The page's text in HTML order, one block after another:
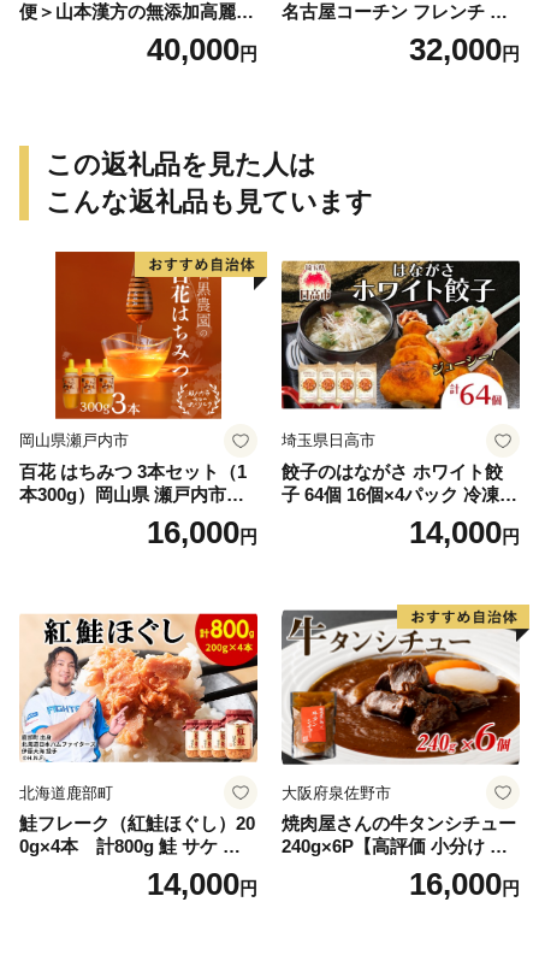
便＞山本漢方の無添加高麗人
40,000円
名古屋コーチン フレンチ セ
ット 1 〜 2人前 コンソメスー
プ バロティーヌ パテ 生ハム
り寄せ 送料無料
32,000円
この返礼品を見た人は
こんな返礼品も見ています
岡山県瀬戸内市
百花 はちみつ 3本セット（1
本300g）岡山県 瀬戸内市産
石黒農園 ヨーグルト パン 砂
糖の代わり 香り高い いい香
16,000円
埼玉県日高市
餃子のはながさ ホワイト餃
子 64個 16個×4パック 冷凍
中華 点心 B級グルメ ご当地
野菜 おつまみ おかず 簡単調
ー ギフト お取り寄せ 日高市
14,000円
北海道鹿部町
鮭フレーク（紅鮭ほぐし）20
0g×4本 計800g 鮭 サケ 鮭
ほぐし サケフレーク シャケ
フレーク 鮭フレーク14,000円
大阪府泉佐野市
焼肉屋さんの牛タンシチュー
240g×6P【高評価 小分け 惣
菜 牛たん 一人暮らし 冷凍】
16,000円